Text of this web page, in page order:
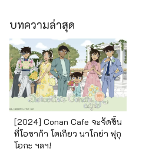
บทความล่าสุด
[2024] Conan Cafe จะจัดขึ้น
ที่โอซาก้า โตเกียว นาโกย่า ฟุกุ
โอกะ ฯลฯ!